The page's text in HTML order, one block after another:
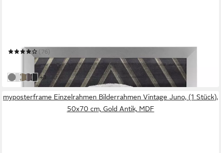
(76)
ab 28,51 €
in 6-7 Werktagen bei dir
Alu Gebürstet
Weiß Matt
Beige Vintage
Schwarz Matt
Grün Metallic
weitere Farben:
+3
myposterframe Einzelrahmen Bilderrahmen Vintage Juno, (1 Stück),
50x70 cm, Gold Antik, MDF